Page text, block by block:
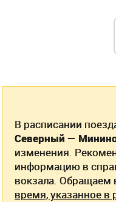
В расписании
Северный —
изменения.
информацию в
вокзала. Обращаем
время, указанное в